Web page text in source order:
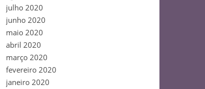
julho 2020
junho 2020
maio 2020
abril 2020
março 2020
fevereiro 2020
janeiro 2020